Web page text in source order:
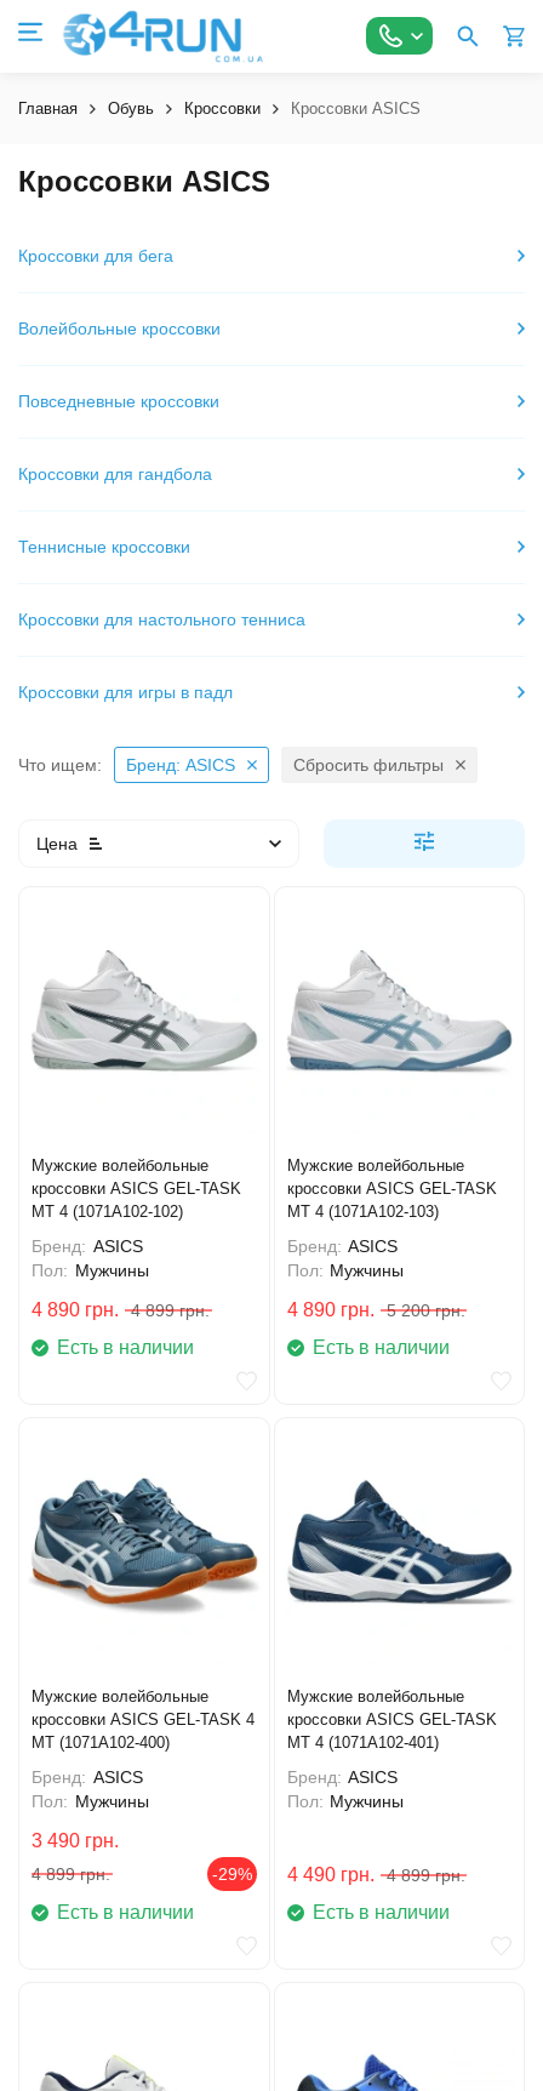
Главная Обувь Кроссовки Кроссовки ASICS
Кроссовки ASICS
Кроссовки для бега
Волейбольные кроссовки
Повседневные кроссовки
Кроссовки для гандбола
Теннисные кроссовки
Кроссовки для настольного тенниса
Кроссовки для игры в падл
Что ищем: Бренд: ASICS Сбросить фильтры
Цена
Мужские волейбольные
кроссовки ASICS GEL-TASK
MT 4 (1071A102-102)
Бренд: ASICS
Пол: Мужчины
4 890 грн. 4 899 грн.
Есть в наличии
Мужские волейбольные
кроссовки ASICS GEL-TASK
MT 4 (1071A102-103)
Бренд: ASICS
Пол: Мужчины
4 890 грн. 5 200 грн.
Есть в наличии
Мужские волейбольные
кроссовки ASICS GEL-TASK 4
MT (1071A102-400)
Бренд: ASICS
Пол: Мужчины
3 490 грн.
4 899 грн. -29%
Есть в наличии
Мужские волейбольные
кроссовки ASICS GEL-TASK
MT 4 (1071A102-401)
Бренд: ASICS
Пол: Мужчины
4 490 грн. 4 899 грн.
Есть в наличии